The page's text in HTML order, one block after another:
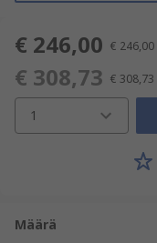
€ 246,00 € 246,00
€ 308,73 € 308,73
1
Määrä